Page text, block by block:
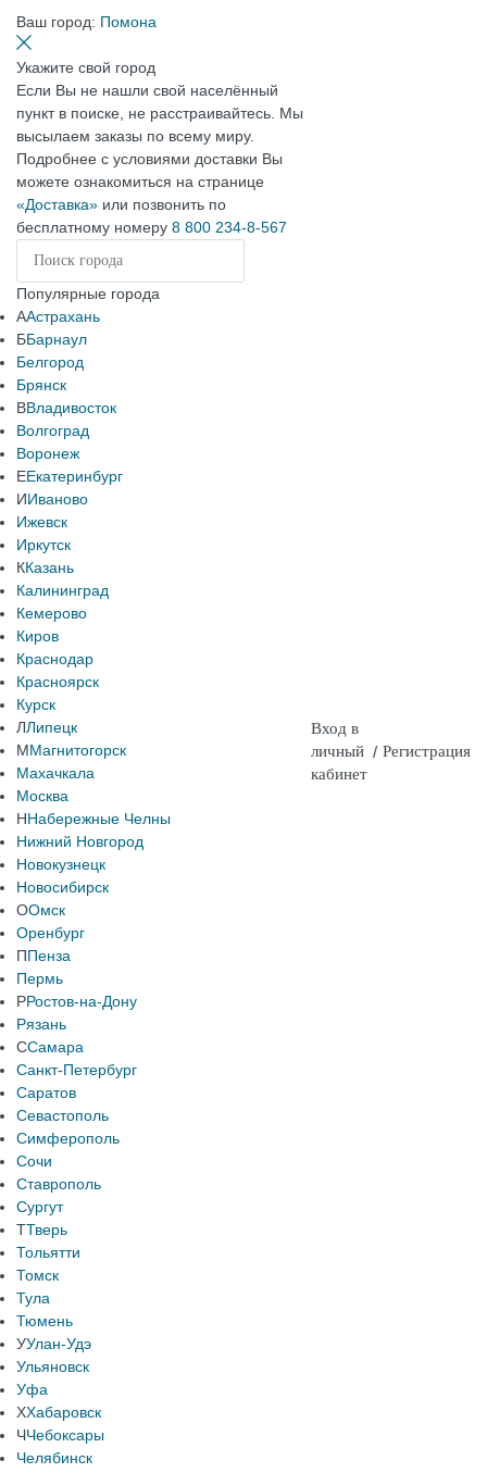
Ваш город: Помона
Укажите свой город
Если Вы не нашли свой населённый
пункт в поиске, не расстраивайтесь. Мы
высылаем заказы по всему миру.
Подробнее с условиями доставки Вы
можете ознакомиться на странице
«Доставка» или позвонить по
бесплатному номеру 8 800 234-8-567
Популярные города
ААстрахань
ББарнаул
Белгород
Брянск
ВВладивосток
Волгоград
Воронеж
ЕЕкатеринбург
ИИваново
Ижевск
Иркутск
ККазань
Калининград
Кемерово
Киров
Краснодар
Красноярск
Курск
ЛЛипецк
ММагнитогорск
Махачкала
Москва
ННабережные Челны
Нижний Новгород
Новокузнецк
Новосибирск
ООмск
Оренбург
ППенза
Пермь
РРостов-на-Дону
Рязань
ССамара
Санкт-Петербург
Саратов
Севастополь
Симферополь
Сочи
Ставрополь
Сургут
ТТверь
Тольятти
Томск
Тула
Тюмень
УУлан-Удэ
Ульяновск
Уфа
ХХабаровск
ЧЧебоксары
Челябинск
Вход в
личный
кабинет
/ Регистрация